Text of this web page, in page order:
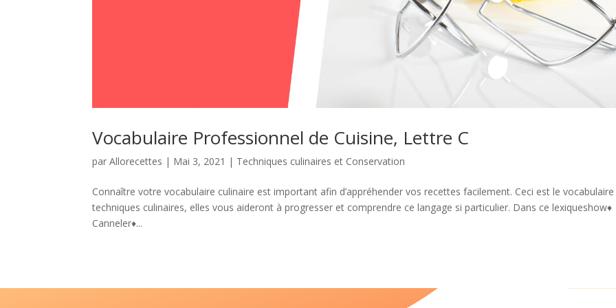
Vocabulaire Professionnel de Cuisine, Lettre C
parAllorecettes | Mai 3, 2021 | Techniques culinaires et Conservation
Connaître votre vocabulaire culinaire est important afin d’appréhender vos recettes facilement. Ceci est le
techniques culinaires, elles vous aideront à progresser et comprendre ce langage si particulier. Dans ce lexiqueshow♦
Canneler♦...